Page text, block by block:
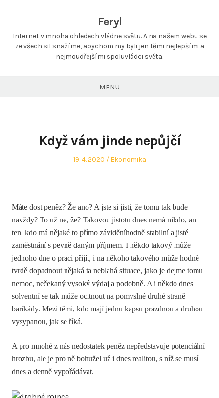
Feryl
Internet v mnoha ohledech vládne světu. A na našem webu se
ze všech sil snažíme, abychom my byli jen těmi nejlepšími a
nejmoudřejšími spoluvládci světa.
MENU
Když vám jinde nepůjčí
Posted
19. 4. 2020
Posted
Ekonomika
Máte dost peněz? Že ano? A jste si jisti, že tomu tak bude
navždy? To už ne, že? Takovou jistotu dnes nemá nikdo, ani
ten, kdo má nějaké to přímo záviděníhodně stabilní a jisté
zaměstnání s pevně daným příjmem. I někdo takový může
jednoho dne o práci přijít, i na někoho takového může hodně
tvrdě dopadnout nějaká ta neblahá situace, jako je dejme tomu
nemoc, nečekaný vysoký výdaj a podobně. A i někdo dnes
solventní se tak může ocitnout na pomyslné druhé straně
barikády. Mezi těmi, kdo mají jednu kapsu prázdnou a druhou
vysypanou, jak se říká.
A pro mnohé z nás nedostatek peněz nepředstavuje potenciální
hrozbu, ale je pro ně bohužel už i dnes realitou, s níž se musí
dnes a denně vypořádávat.